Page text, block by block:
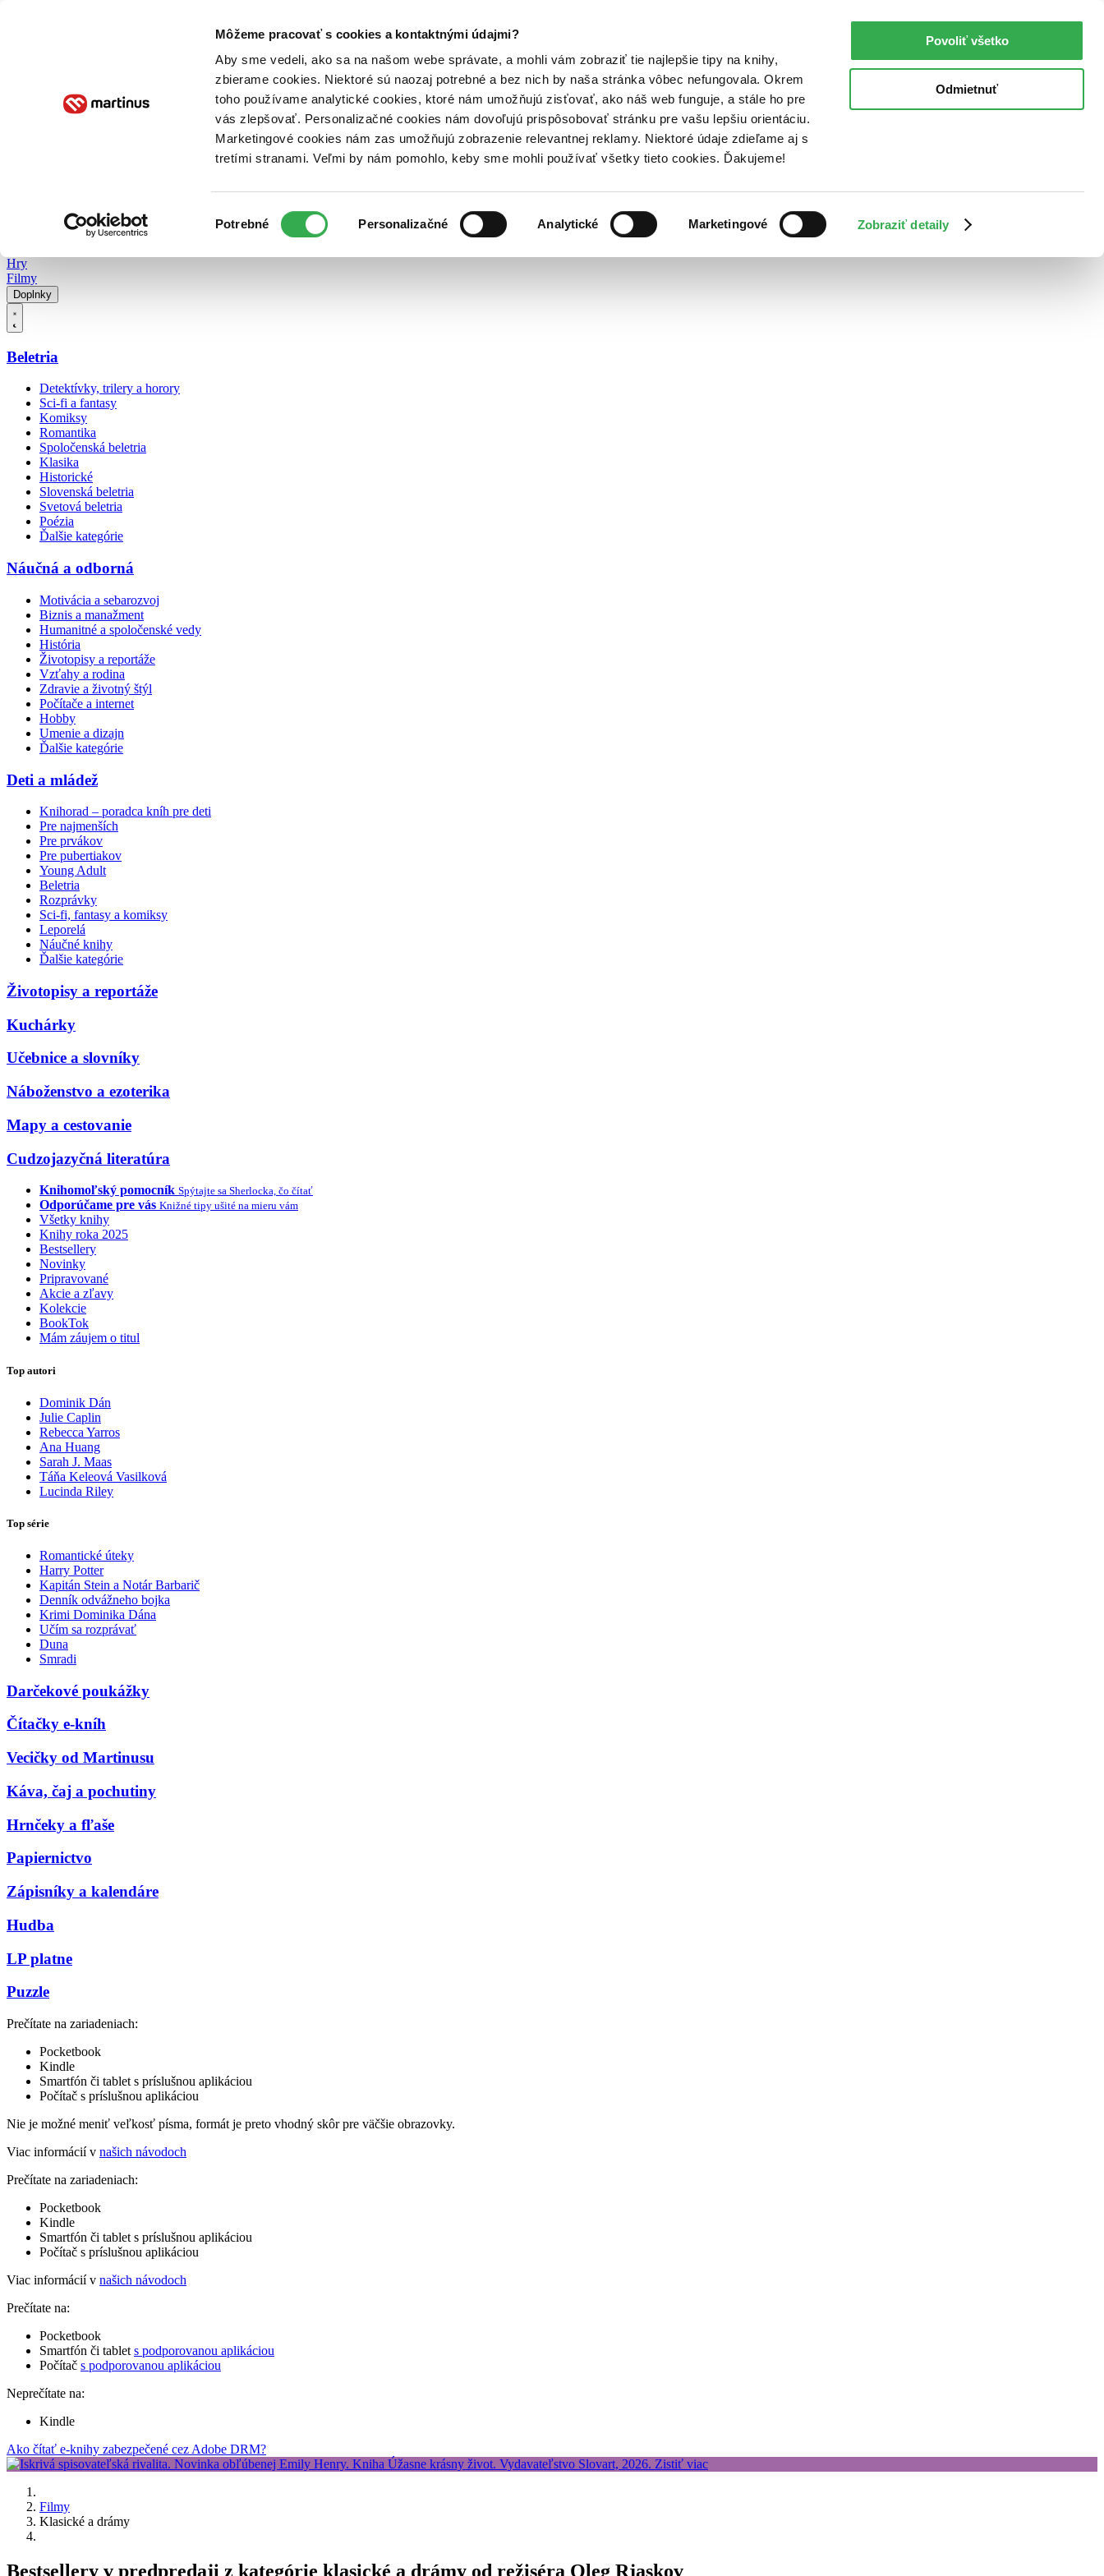
Môžeme pracovať s cookies a kontaktnými údajmi?
Aby sme vedeli, ako sa na našom webe správate, a mohli vám zobraziť tie najlepšie tipy na knihy,
zbierame cookies. Niektoré sú naozaj potrebné a bez nich by naša stránka vôbec nefungovala. Okrem
toho používame analytické cookies, ktoré nám umožňujú zisťovať, ako náš web funguje, a stále ho pre
vás zlepšovať. Personalizačné cookies nám dovoľujú prispôsobovať stránku pre vašu lepšiu orientáciu.
Marketingové cookies nám zas umožňujú zobrazenie relevantnej reklamy. Niektoré údaje zdieľame aj s
tretími stranami. Veľmi by nám pomohlo, keby sme mohli používať všetky tieto cookies. Ďakujeme!
súhlasu
Potrebné Personalizačné Analytické Marketingové Zobraziť detaily
Povoliť všetko
Odmietnuť
Poukážky Kontakt
Hry
Filmy
Doplnky
Beletria
Detektívky, trilery a horory
Sci-fi a fantasy
Komiksy
Romantika
Spoločenská beletria
Klasika
Historické
Slovenská beletria
Svetová beletria
Poézia
Ďalšie kategórie
Náučná a odborná
Motivácia a sebarozvoj
Biznis a manažment
Humanitné a spoločenské vedy
História
Životopisy a reportáže
Vzťahy a rodina
Zdravie a životný štýl
Počítače a internet
Hobby
Umenie a dizajn
Ďalšie kategórie
Deti a mládež
Knihorad – poradca kníh pre deti
Pre najmenších
Pre prvákov
Pre pubertiakov
Young Adult
Beletria
Rozprávky
Sci-fi, fantasy a komiksy
Leporelá
Náučné knihy
Ďalšie kategórie
Životopisy a reportáže
Kuchárky
Učebnice a slovníky
Náboženstvo a ezoterika
Mapy a cestovanie
Cudzojazyčná literatúra
Knihomoľský pomocník Spýtajte sa Sherlocka, čo čítať
Odporúčame pre vás Knižné tipy ušité na mieru vám
Všetky knihy
Knihy roka 2025
Bestsellery
Novinky
Pripravované
Akcie a zľavy
Kolekcie
BookTok
Mám záujem o titul
Top autori
Dominik Dán
Julie Caplin
Rebecca Yarros
Ana Huang
Sarah J. Maas
Táňa Keleová Vasilková
Lucinda Riley
Top série
Romantické úteky
Harry Potter
Kapitán Stein a Notár Barbarič
Denník odvážneho bojka
Krimi Dominika Dána
Učím sa rozprávať
Duna
Smradi
Darčekové poukážky
Čítačky e-kníh
Vecičky od Martinusu
Káva, čaj a pochutiny
Hrnčeky a fľaše
Papiernictvo
Zápisníky a kalendáre
Hudba
LP platne
Puzzle
Prečítate na zariadeniach:
Pocketbook
Kindle
Smartfón či tablet s príslušnou aplikáciou
Počítač s príslušnou aplikáciou
Nie je možné meniť veľkosť písma, formát je preto vhodný skôr pre väčšie obrazovky.
Viac informácií v našich návodoch
Prečítate na zariadeniach:
Pocketbook
Kindle
Smartfón či tablet s príslušnou aplikáciou
Počítač s príslušnou aplikáciou
Viac informácií v našich návodoch
Prečítate na:
Pocketbook
Smartfón či tablet s podporovanou aplikáciou
Počítač s podporovanou aplikáciou
Neprečítate na:
Kindle
Ako čítať e-knihy zabezpečené cez Adobe DRM?
Filmy
Klasické a drámy
Bestsellery v predpredaji z kategórie klasické a drámy od režiséra Oleg Rjaskov